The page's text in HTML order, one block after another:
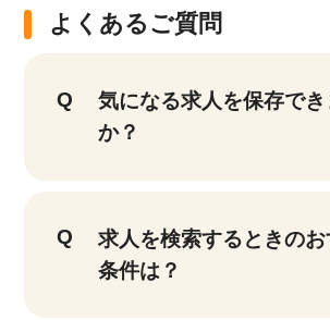
よくあるご質問
気になる求人を保存でき
か？
求人を検索するときの
条件は？